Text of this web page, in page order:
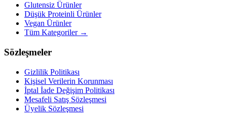
Glutensiz Ürünler
Düşük Proteinli Ürünler
Vegan Ürünler
Tüm Kategoriler →
Sözleşmeler
Gizlilik Politikası
Kişisel Verilerin Korunması
İptal İade Değişim Politikası
Mesafeli Satış Sözleşmesi
Üyelik Sözleşmesi